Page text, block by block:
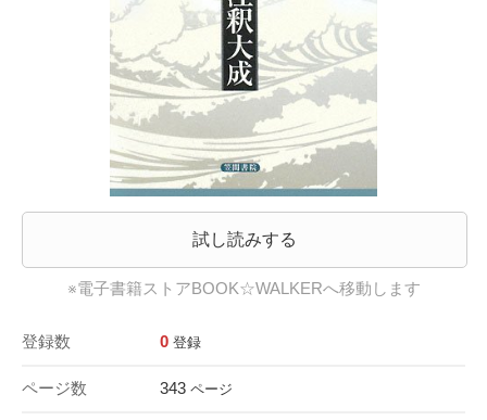
試し読みする
※電子書籍ストアBOOK☆WALKERへ移動します
登録数 0 登録
ページ数 343 ページ